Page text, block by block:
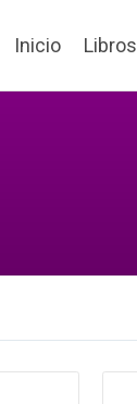
Inicio Libros